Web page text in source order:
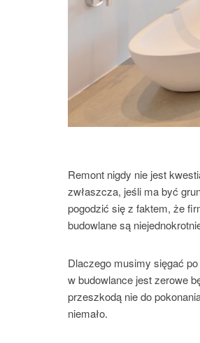
Remont nigdy nie jest
zwłaszcza, jeśli ma być
pogodzić się z faktem, że
budowlane są
Dlaczego musimy sięgać
w budowlance jest zerowe
przeszkodą nie do
niemało.